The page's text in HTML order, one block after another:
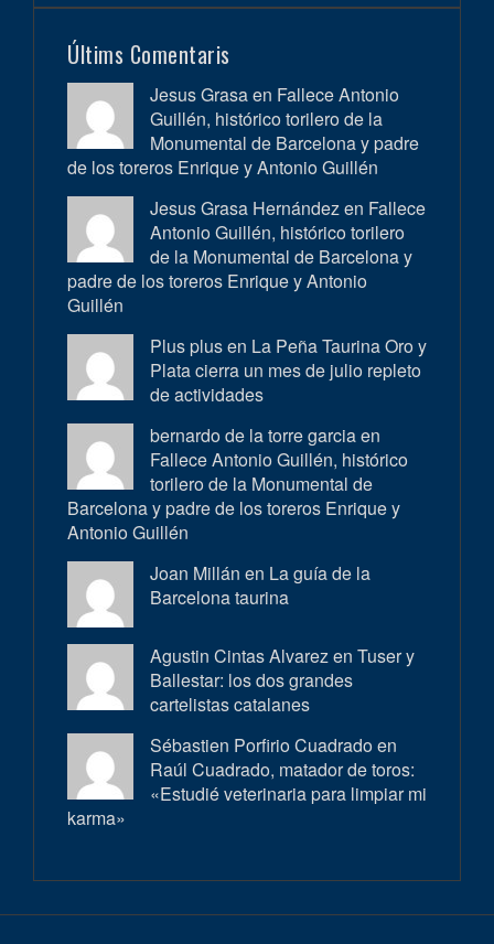
Últims Comentaris
Jesus Grasa en Fallece Antonio
Guillén, histórico torilero de la
Monumental de Barcelona y padre
de los toreros Enrique y Antonio Guillén
Jesus Grasa Hernández en Fallece
Antonio Guillén, histórico torilero
de la Monumental de Barcelona y
padre de los toreros Enrique y Antonio
Guillén
Plus plus en La Peña Taurina Oro y
Plata cierra un mes de julio repleto
de actividades
bernardo de la torre garcia en
Fallece Antonio Guillén, histórico
torilero de la Monumental de
Barcelona y padre de los toreros Enrique y
Antonio Guillén
Joan Millán en La guía de la
Barcelona taurina
Agustin Cintas Alvarez en Tuser y
Ballestar: los dos grandes
cartelistas catalanes
Sébastien Porfirio Cuadrado en
Raúl Cuadrado, matador de toros:
«Estudié veterinaria para limpiar mi
karma»